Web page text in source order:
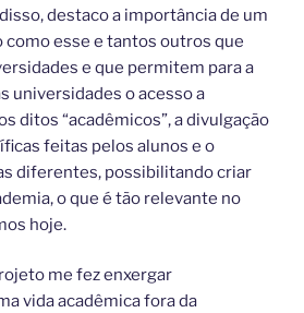
destaco a importância de um
esse e tantos outros que
e que permitem para a
universidades o acesso a
ditos “acadêmicos”, a divulgação
feitas pelos alunos e o
diferentes, possibilitando criar
o que é tão relevante no
hoje.
me fez enxergar
vida acadêmica fora da